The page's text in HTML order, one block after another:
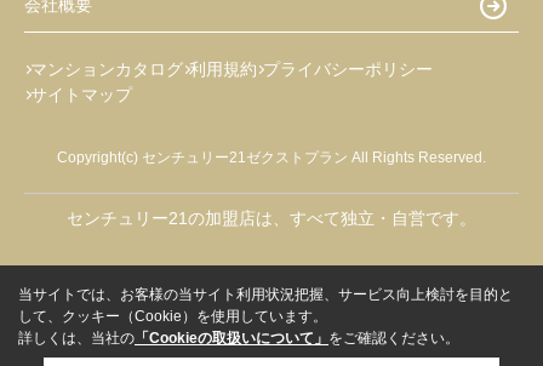
会社概要
マンションカタログ 利用規約 プライバシーポリシー
サイトマップ
Copyright(c) センチュリー21ゼクストプラン All Rights Reserved.
センチュリー21の加盟店は、すべて独立・自営です。
当サイトでは、お客様の当サイト利用状況把握、サービス向上検討を目的と
して、クッキー（Cookie）を使用しています。
詳しくは、当社の 「Cookieの取扱いについて」 をご確認ください。